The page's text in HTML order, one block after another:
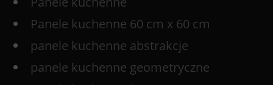
Panele kuchenne 60 cm x 60 cm
panele kuchenne abstrakcje
panele kuchenne geometryczne